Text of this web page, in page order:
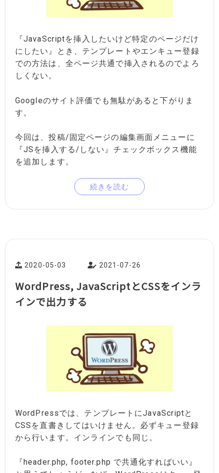
『JavaScriptを挿入したいけど特定のページだけ
にしたい』とき、テンプレートやエンキュー登録
での方法は、全ページ共通で挿入されるのでよろ
しくない。
Googleのサイト評価でも無駄があると下がりま
す。
今回は、投稿/固定ページの編集画面メニューに
『JSを挿入する/しない』チェックボックス機能
を追加します。
続きを読む
2020-05-03 2021-07-26
WordPress, JavaScriptとCSSをインラ
インで出力する
WordPressでは、テンプレートにJavaScriptと
CSSを直書きしてはいけません。必ずキュー登録
から行います。インラインでも同じ。
『header.php, footer.php で共通化すればいい』